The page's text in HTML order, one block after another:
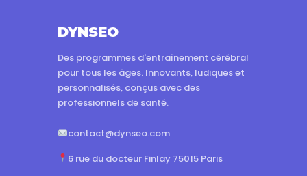
DYNSEO
Des programmes d'entraînement cérébral
pour tous les âges. Innovants, ludiques et
personnalisés, conçus avec des
professionnels de santé.
contact@dynseo.com
6 rue du docteur Finlay 75015 Paris